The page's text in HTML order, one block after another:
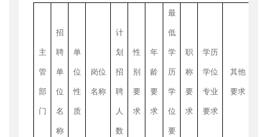
主
管
部
门
招
聘
单
位
名
称
单
位
性
质
岗位
名称
计
划
招
聘
人
数
性
别
要
求
年
龄
要
求
最
低
学
历
学
位
要
职
称
要
求
学历
学位
专业
要求
其他
要求